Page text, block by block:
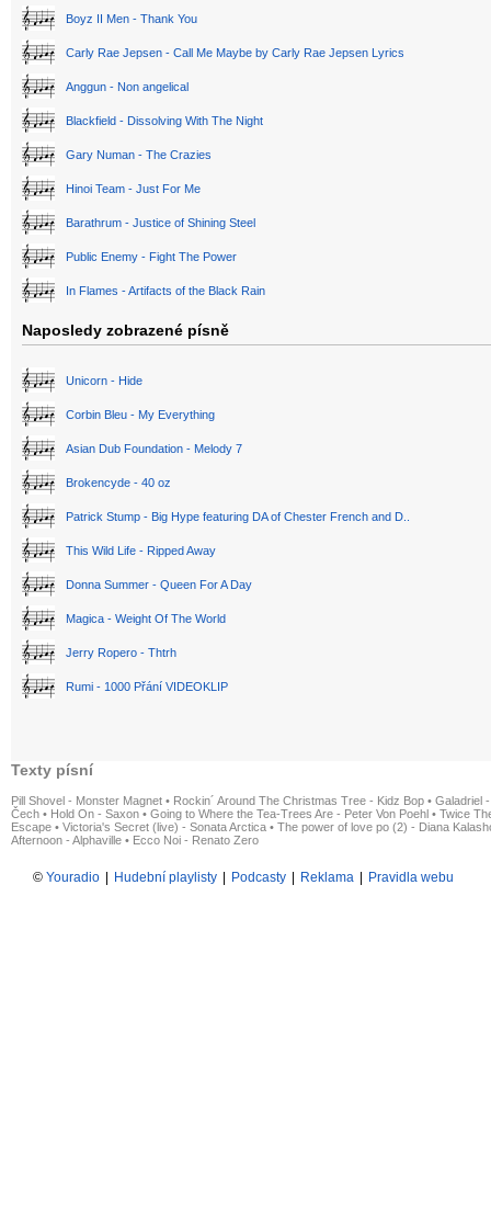
Boyz II Men - Thank You
Carly Rae Jepsen - Call Me Maybe by Carly Rae Jepsen Lyrics
Anggun - Non angelical
Blackfield - Dissolving With The Night
Gary Numan - The Crazies
Hinoi Team - Just For Me
Barathrum - Justice of Shining Steel
Public Enemy - Fight The Power
In Flames - Artifacts of the Black Rain
Naposledy zobrazené písně
Unicorn - Hide
Corbin Bleu - My Everything
Asian Dub Foundation - Melody 7
Brokencyde - 40 oz
Patrick Stump - Big Hype featuring DA of Chester French and D..
This Wild Life - Ripped Away
Donna Summer - Queen For A Day
Magica - Weight Of The World
Jerry Ropero - Thtrh
Rumi - 1000 Přání VIDEOKLIP
Texty písní
Pill Shovel - Monster Magnet • Rockin´ Around The Christmas Tree - Kidz Bop • Galadriel
Čech • Hold On - Saxon • Going to Where the Tea-Trees Are - Peter Von Poehl • Twice
Escape • Victoria's Secret (live) - Sonata Arctica • The power of love po (2) - Diana
Afternoon - Alphaville • Ecco Noi - Renato Zero
© Youradio Hudební playlisty Podcasty Reklama Pravidla webu